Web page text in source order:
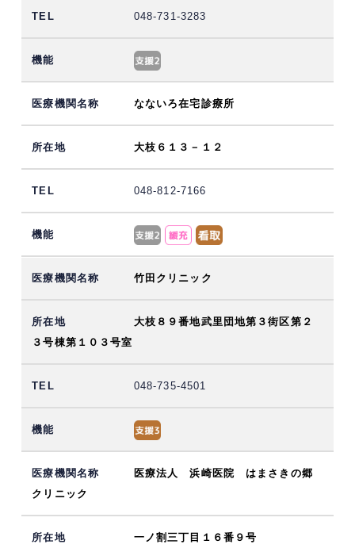
048-731-3283
なないろ在宅診療所
大枝６１３－１２
048-812-7166
竹田クリニック
大枝８９番地武里団地第３街区第２
３号棟第１０３号室
048-735-4501
医療法人 浜崎医院 はまさきの郷
クリニック
一ノ割三丁目１６番９号